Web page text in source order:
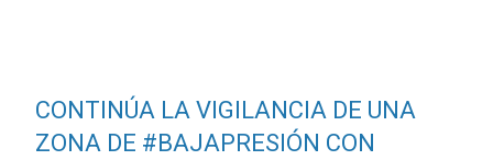
CONTINÚA LA VIGILANCIA DE UNA
ZONA DE #BAJAPRESIÓN CON